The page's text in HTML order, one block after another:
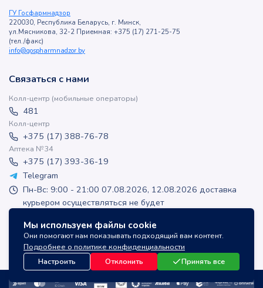
Мы используем файлы cookie
Они помогают нам показывать подходящий вам контент.
Подробнее о политике конфиденциальности
Настроить
Отклонить Принять все
ГУ Госфармнадзор
220030, Республика Беларусь, г. Минск,
ул.Мясникова, 32-2 Приемная: +375 (17) 271-25-75
(тел./факс)
info@gospharmnadzor.by
Связаться с нами
Колл-центр (мобильные операторы)
481
Колл-центр
+375 (17) 388-76-78
Аптека №34
+375 (17) 393-36-19
Telegram
Пн-Вс: 9:00 - 21:00 07.08.2026, 12.08.2026 доставка
курьером осуществляться не будет
inlek_apteka
inlek_apteka